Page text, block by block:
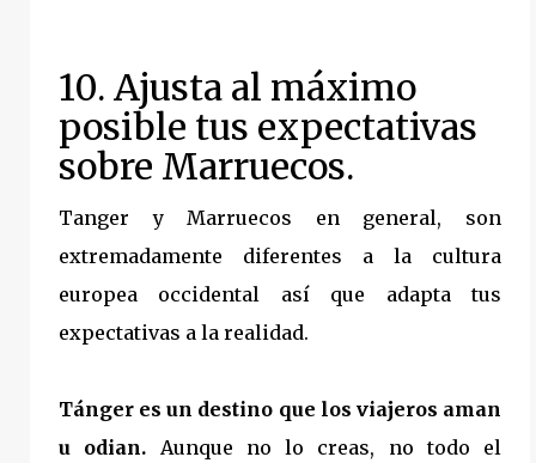
10. Ajusta al máximo
posible tus expectativas
sobre Marruecos.
Tanger y Marruecos en general, son
extremadamente diferentes a la cultura
europea occidental así que adapta tus
expectativas a la realidad.
Tánger es un destino que los viajeros aman
u odian. Aunque no lo creas, no todo el